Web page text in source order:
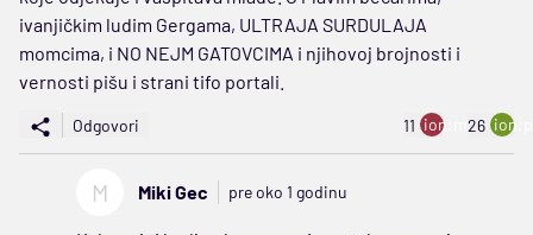
ivanjičkim ludim Gergama, ULTRAJA SURDULAJA
momcima, i NO NEJM GATOVCIMA i njihovoj brojnosti i
vernosti pišu i strani tifo portali.
Odgovori 11 ion:minus
26
M Miki Gec pre oko 1 godinu